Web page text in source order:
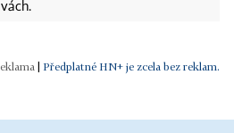
Předplatné HN+ je zcela bez reklam.